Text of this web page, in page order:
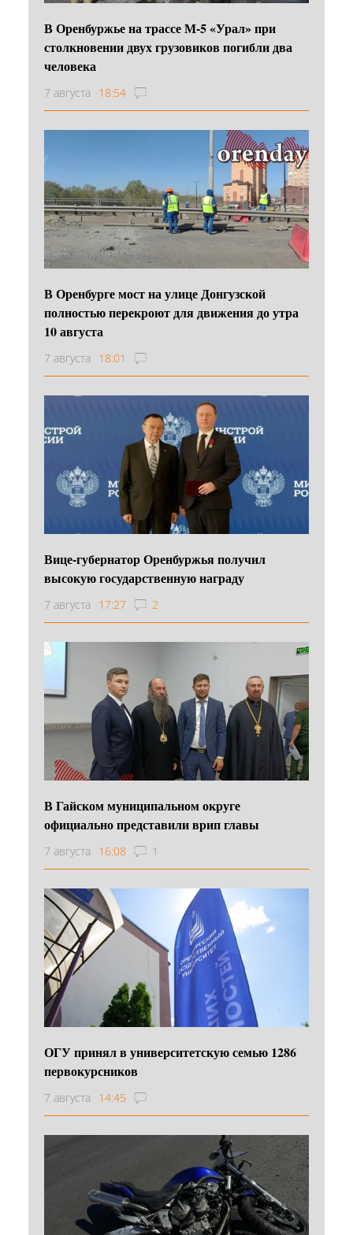
В Оренбуржье на трассе М-5 «Урал» при
столкновении двух грузовиков погибли два
человека
7 августа 18:54
В Оренбурге мост на улице Донгузской
полностью перекроют для движения до утра
10 августа
7 августа 18:01
Вице-губернатор Оренбуржья получил
высокую государственную награду
7 августа 17:27 2
В Гайском муниципальном округе
официально представили врип главы
7 августа 16:08 1
ОГУ принял в университетскую семью 1286
первокурсников
7 августа 14:45